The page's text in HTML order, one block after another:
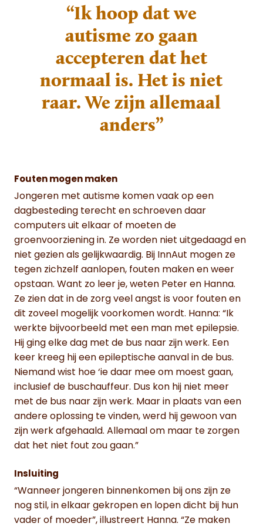
“Ik hoop dat we
autisme zo gaan
accepteren dat het
normaal is. Het is niet
raar. We zijn allemaal
anders”
Fouten mogen maken
Jongeren met autisme komen vaak op een
dagbesteding terecht en schroeven daar
computers uit elkaar of moeten de
groenvoorziening in. Ze worden niet uitgedaagd en
niet gezien als gelijkwaardig. Bij InnAut mogen ze
tegen zichzelf aanlopen, fouten maken en weer
opstaan. Want zo leer je, weten Peter en Hanna.
Ze zien dat in de zorg veel angst is voor fouten en
dit zoveel mogelijk voorkomen wordt. Hanna: “Ik
werkte bijvoorbeeld met een man met epilepsie.
Hij ging elke dag met de bus naar zijn werk. Een
keer kreeg hij een epileptische aanval in de bus.
Niemand wist hoe ‘ie daar mee om moest gaan,
inclusief de buschauffeur. Dus kon hij niet meer
met de bus naar zijn werk. Maar in plaats van een
andere oplossing te vinden, werd hij gewoon van
zijn werk afgehaald. Allemaal om maar te zorgen
dat het niet fout zou gaan.”
Insluiting
“Wanneer jongeren binnenkomen bij ons zijn ze
nog stil, in elkaar gekropen en lopen dicht bij hun
vader of moeder”, illustreert Hanna. “Ze maken